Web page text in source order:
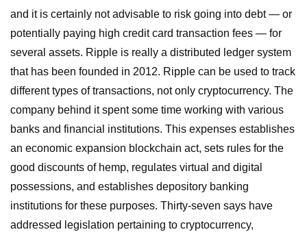
and it is certainly not advisable to risk going into debt — or
potentially paying high credit card transaction fees — for
several assets. Ripple is really a distributed ledger system
that has been founded in 2012. Ripple can be used to track
different types of transactions, not only cryptocurrency. The
company behind it spent some time working with various
banks and financial institutions. This expenses establishes
an economic expansion blockchain act, sets rules for the
good discounts of hemp, regulates virtual and digital
possessions, and establishes depository banking
institutions for these purposes. Thirty-seven says have
addressed legislation pertaining to cryptocurrency,